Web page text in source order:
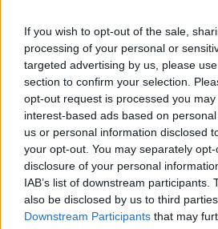
If you wish to opt-out of the sale,
processing of your personal or
targeted advertising by us, please
section to confirm your selection.
opt-out request is processed you
interest-based ads based on
us or personal information disclosed
your opt-out. You may separately
disclosure of your personal
IAB’s list of downstream participants.
also be disclosed by us to third
Downstream Participants that may
πολιτισμό και να ζήσετε στο
των παγετώνων και της –
την UNESCO – φύσης, μάλλον
καλύτερα από το χωριό Torla,
επαρχία του of Aragón.
προστατευόμενης περιοχής
Viñamala, ενός ήρεμου,
παγωμένες κοιλάδες, δάση